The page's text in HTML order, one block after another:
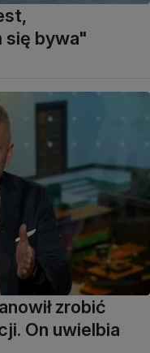
się bywa"
zrobić
On uwielbia